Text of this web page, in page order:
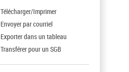
Télécharger/Imprimer
Envoyer par courriel
Exporter dans un tableau
Transférer pour un SGB